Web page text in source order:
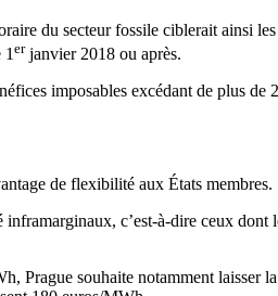
du secteur fossile ciblerait ainsi
erjanvier 2018 ou après.
imposables excédant de plus de
de flexibilité aux États membres.
c’est-à-dire ceux
souhaite notamment laisser